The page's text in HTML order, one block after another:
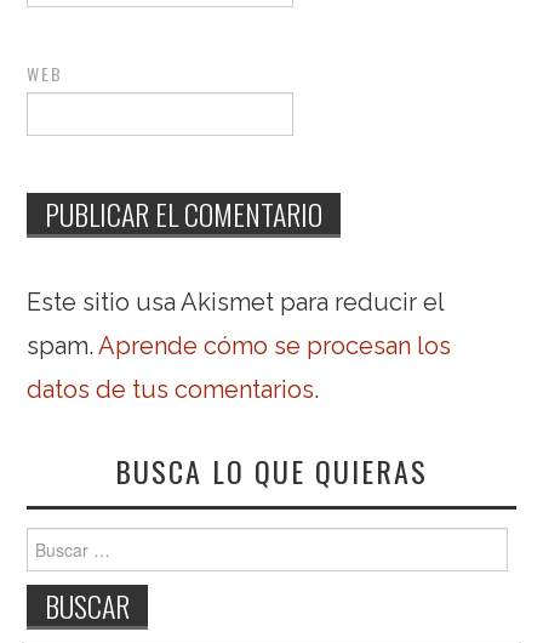
WEB
Este sitio usa Akismet para reducir el
spam.Aprende cómo se procesan los
datos de tus comentarios.
BUSCA LO QUE QUIERAS
Buscar: